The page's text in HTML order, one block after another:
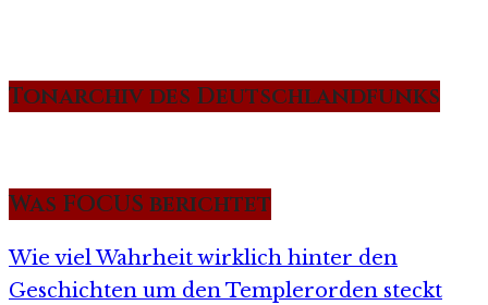
Tonarchiv des Deutschlandfunks
Was FOCUS berichtet
Wie viel Wahrheit wirklich hinter den
Geschichten um den Templerorden steckt